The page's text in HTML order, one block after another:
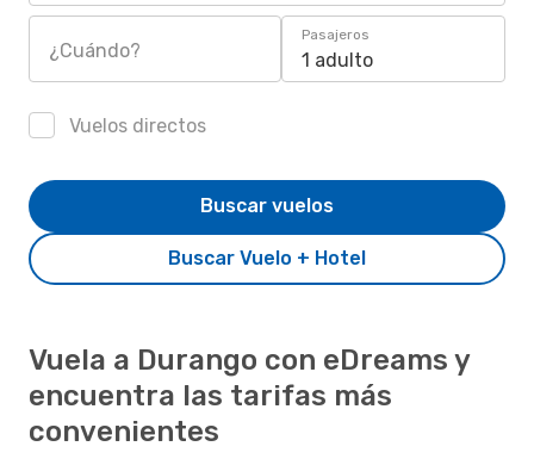
¿Cuándo?
Pasajeros
1 adulto
Vuelos directos
Buscar Vuelo + Hotel
Buscar vuelos
Vuela a Durango con eDreams y
encuentra las tarifas más
convenientes